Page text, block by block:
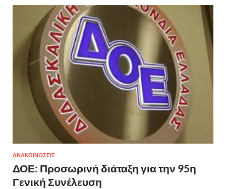
ΑΝΑΚΟΙΝΩΣΕΙΣ
ΔΟΕ: Προσωρινή διάταξη για την 95η
Γενική Συνέλευση